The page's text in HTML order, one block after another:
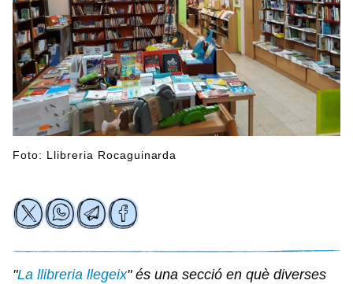
Foto: Llibreria Rocaguinarda
"La llibreria llegeix" és una secció en què diverses